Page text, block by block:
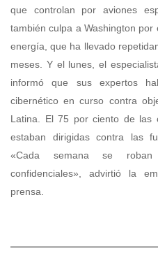
que controlan por aviones
también culpa a Washington
energía, que ha llevado
meses. Y el lunes, el
informó que sus expertos
cibernético en curso contra
Latina. El 75 por ciento de las
estaban dirigidas contra las
«Cada semana se roban
confidenciales», advirtió la
prensa.